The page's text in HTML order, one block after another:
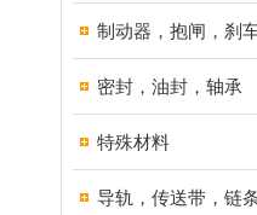
制动器，抱闸，刹
密封，油封，轴承
特殊材料
导轨，传送带，链